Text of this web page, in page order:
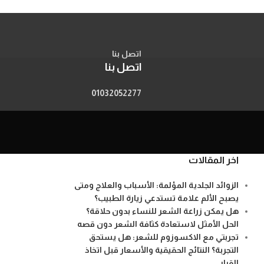
اتصل بنا
اتصل بنا
01032052277
اخر المقالات
الزوائد الجلدية المؤلمة: الأسباب والعلاج ومتى
يصبح الألم علامة تستدعي زيارة الطبيب؟
هل يمكن زراعة الشعر للنساء بدون حلاقة؟
الحل الأمثل لاستعادة كثافة الشعر دون قصه
تجربتي مع الاكسوزوم للشعر: هل يستحق
التجربة؟ النتائج الحقيقية والأسعار قبل اتخاذ